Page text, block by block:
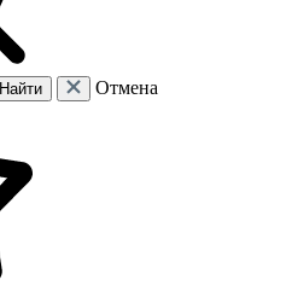
Найти Отмена